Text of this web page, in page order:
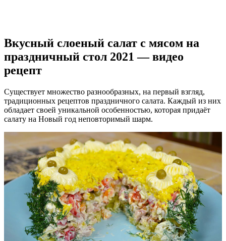
Вкусный слоеный салат с мясом на
праздничный стол 2021 — видео
рецепт
Существует множество разнообразных, на первый взгляд,
традиционных рецептов праздничного салата. Каждый из них
обладает своей уникальной особенностью, которая придаёт
салату на Новый год неповторимый шарм.